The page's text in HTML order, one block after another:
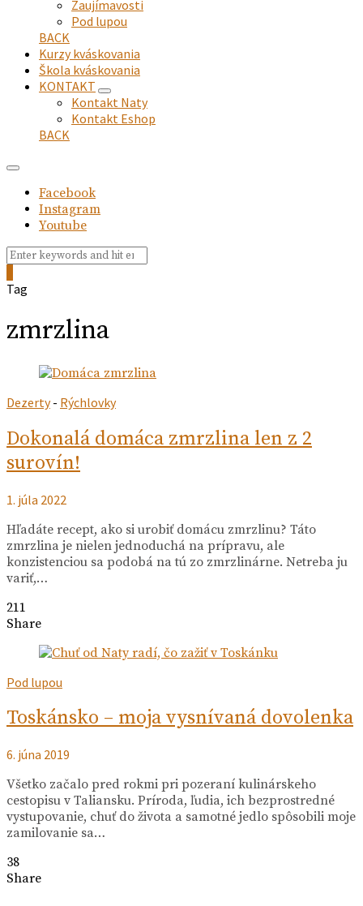
Zaujímavosti
Pod lupou
BACK
Kurzy kváskovania
Škola kváskovania
KONTAKT
expand
child
menu
Kontakt Naty
Kontakt Eshop
BACK
Facebook
Instagram
Youtube
Search
Search
for:
Tag
zmrzlina
Dezerty- Rýchlovky
Dokonalá domáca zmrzlina len z 2
surovín!
1. júla 2022
Hľadáte recept, ako si urobiť domácu zmrzlinu? Táto
zmrzlina je nielen jednoduchá na prípravu, ale
konzistenciou sa podobá na tú zo zmrzlinárne. Netreba ju
variť,…
211
Share
Pod lupou
Toskánsko – moja vysnívaná dovolenka
6. júna 2019
Všetko začalo pred rokmi pri pozeraní kulinárskeho
cestopisu v Taliansku. Príroda, ľudia, ich bezprostredné
vystupovanie, chuť do života a samotné jedlo spôsobili moje
zamilovanie sa…
38
Share